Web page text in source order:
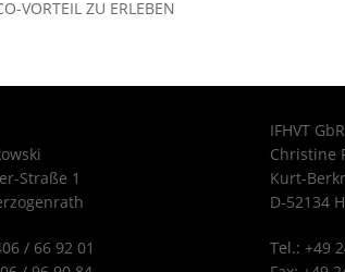
ZU ERLEBEN
Straße 1
/ 66 92 01
IFHVT GbR
Christine
Kurt-
D-52134
Tel.: +49